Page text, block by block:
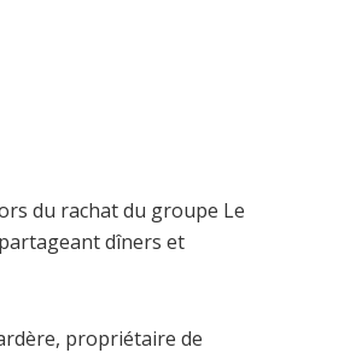
du rachat du groupe Le
dîners et
propriétaire de